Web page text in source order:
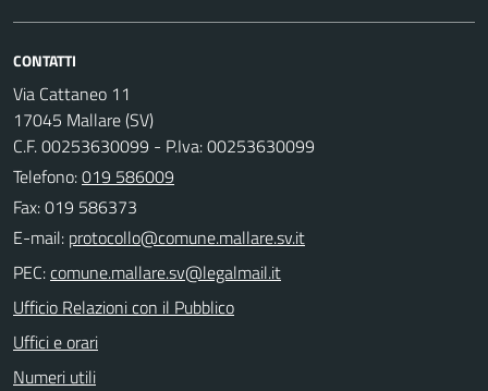
CONTATTI
Via Cattaneo 11
17045 Mallare (SV)
C.F. 00253630099 - P.Iva: 00253630099
Telefono:019 586009
Fax: 019 586373
E-mail:
PEC:
Ufficio Relazioni con il Pubblico
Uffici e orari
Numeri utili